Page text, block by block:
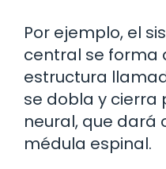
Por ejemplo, el
central se forma
estructura
se dobla y
neural, que dará
médula espinal.